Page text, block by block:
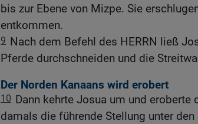
bis zur Ebene von Mizpe. Sie
entkommen.
9 Nach dem Befehl des HERRN ließ
Pferde durchschneiden und die
Der Norden Kanaans wird erobert
10 Dann kehrte Josua um und eroberte
damals die führende Stellung unter